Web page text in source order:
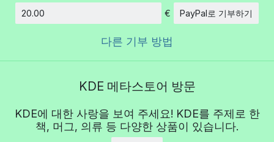
€ PayPal로 기부하기
다른 기부 방법
KDE 메타스토어 방문
KDE에 대한 사랑을 보여 주세요! KDE를 주제로 한
책, 머그, 의류 등 다양한 상품이 있습니다.